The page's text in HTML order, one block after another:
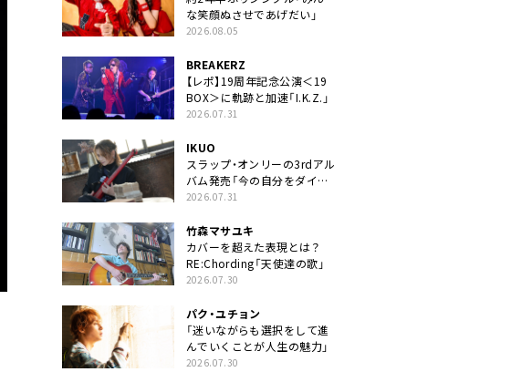
な笑顔ぬさせであげだい」
2026.08.05
BREAKERZ
【レポ】19周年記念公演＜19
BOX＞に軌跡と加速「I.K.Z.」
2026.07.31
IKUO
スラップ・オンリーの3rdアル
バム発売「今の自分をダイレ
クトに」
2026.07.31
竹森マサユキ
カバーを超えた表現とは？
RE:Chording「天使達の歌」
2026.07.30
パク・ユチョン
「迷いながらも選択をして進
んでいくことが人生の魅力」
2026.07.30